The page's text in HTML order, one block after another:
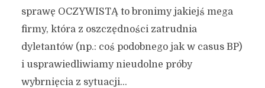
sprawę OCZYWISTĄ to bronimy jakiejś mega
firmy, która z oszczędności zatrudnia
dyletantów (np.: coś podobnego jak w casus BP)
i usprawiedliwiamy nieudolne próby
wybrnięcia z sytuacji…